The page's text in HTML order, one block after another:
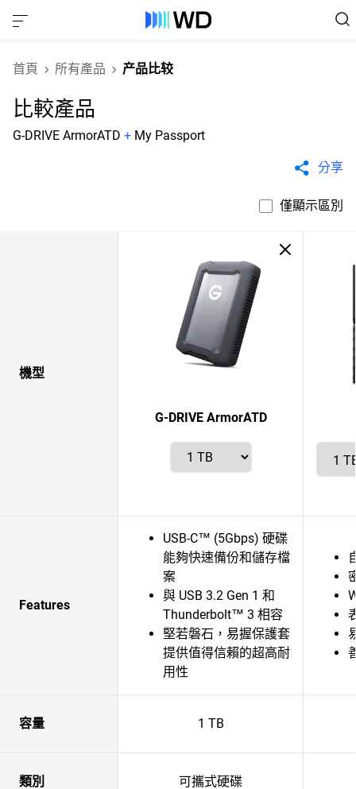
首頁 所有產品 产品比较
比較產品
G-DRIVE ArmorATD + My Passport
分享
僅顯示區別
機型
G-DRIVE ArmorATD
Features
USB-C™ (5Gbps) 硬碟
能夠快速備份和儲存檔
案
與 USB 3.2 Gen 1 和
Thunderbolt™ 3 相容
堅若磐石，易握保護套
提供值得信賴的超高耐
用性
容量 1 TB
類別 可攜式硬碟